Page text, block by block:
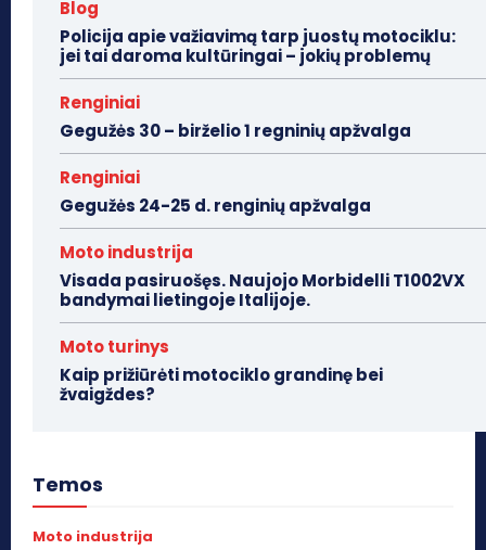
Blog
Policija apie važiavimą tarp juostų motociklu:
jei tai daroma kultūringai – jokių problemų
Renginiai
Gegužės 30 – birželio 1 regninių apžvalga
Renginiai
Gegužės 24-25 d. renginių apžvalga
Moto industrija
Visada pasiruošęs. Naujojo Morbidelli T1002VX
bandymai lietingoje Italijoje.
Moto turinys
Kaip prižiūrėti motociklo grandinę bei
žvaigždes?
Temos
Moto industrija